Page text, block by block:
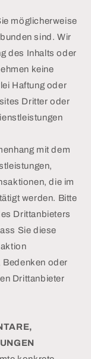
möglicherweise
sind. Wir
des Inhalts oder
keine
Haftung oder
Dritter oder
mit dem
die im
werden. Bitte
Drittanbieters
Sie diese
oder
Drittanbieter